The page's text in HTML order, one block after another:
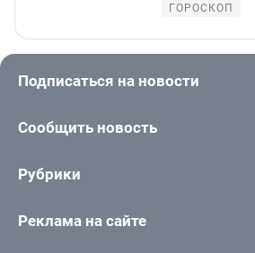
ГОРОСКОП
Подписаться на новости
Сообщить новость
Рубрики
Реклама на сайте